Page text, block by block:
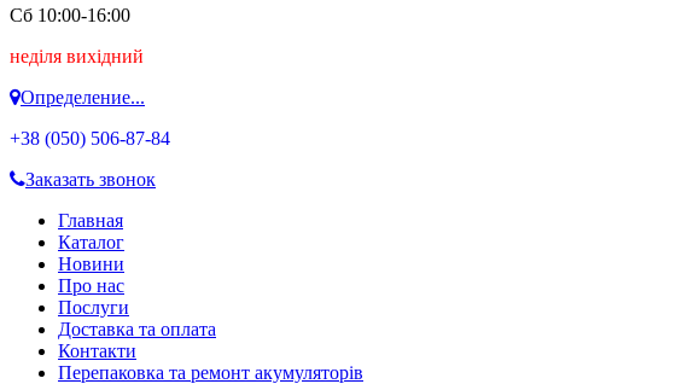
Сб 10:00-16:00
неділя вихідний
Определение...
+38 (050) 506-87-84
Заказать звонок
Главная
Каталог
Новини
Про нас
Послуги
Доставка та оплата
Контакти
Перепаковка та ремонт акумуляторів